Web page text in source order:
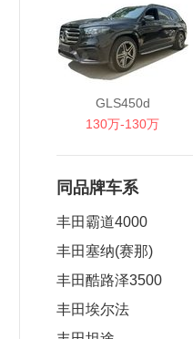
GLS450d
130万-130万
同品牌车系
丰田霸道4000
丰田塞纳(赛那)
丰田酷路泽3500
丰田埃尔法